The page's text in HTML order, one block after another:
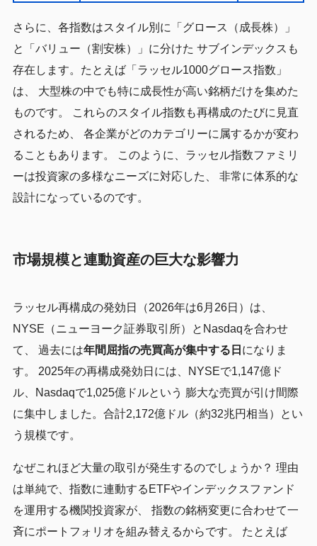
さらに、各指数はスタイル別に「グロース（成長株）」
と「バリュー（割安株）」に分けた サブインデックスも
存在します。たとえば「ラッセル1000グロース指数」
は、 大型株の中でも特に成長性が高い銘柄だけを集めた
ものです。 これらのスタイル指数も再構成のたびに見直
されるため、 各企業がどのカテゴリーに属するかが変わ
ることもあります。 このように、ラッセル指数ファミリ
ーは投資家の多様なニーズに対応した、 非常に体系的な
設計になっているのです。
市場規模と連動資産の巨大な影響力
ラッセル再構成の発効日（2026年は6月26日）は、
NYSE（ニューヨーク証券取引所）とNasdaqを合わせ
て、 過去には年間屈指の売買高が集中する日 になりま
す。 2025年の再構成発効日には、NYSEで1,147億ド
ル、Nasdaqで1,025億ドルという 膨大な売買が引け間際
に集中しました。合計2,172億ドル（約32兆円相当）とい
う規模です。
なぜこれほど大量の取引が発生するのでしょうか？ 理由
は単純で、指数に連動するETFやインデックスファンド
を運用する機関投資家が、 指数の銘柄変更に合わせて一
斉にポートフォリオを組み替えるからです。 たとえば